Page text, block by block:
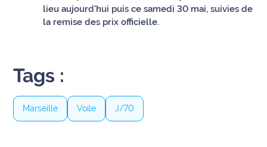
site maritima.fr
lieu aujourd'hui puis ce samedi 30 mai, suivies de
la remise des prix officielle.
Tags :
Marseille Voile J/70